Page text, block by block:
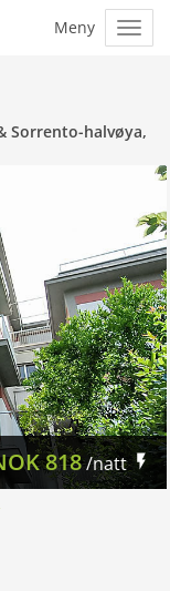
Sorrento-halvøya,
818/natt